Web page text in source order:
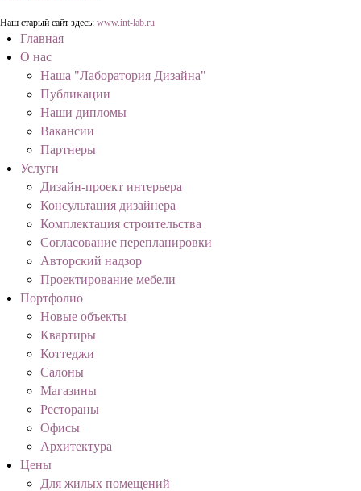
Наш старый сайт здесь: www.int-lab.ru
Главная
О нас
Наша "Лаборатория Дизайна"
Публикации
Наши дипломы
Вакансии
Партнеры
Услуги
Дизайн-проект интерьера
Консультация дизайнера
Комплектация строительства
Согласование перепланировки
Авторский надзор
Проектирование мебели
Портфолио
Новые объекты
Квартиры
Коттеджи
Салоны
Магазины
Рестораны
Офисы
Архитектура
Цены
Для жилых помещений